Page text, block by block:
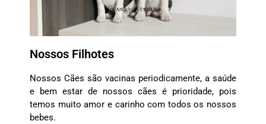
Nossos Filhotes
Nossos Cães são vacinas periodicamente, a saúde
e bem estar de nossos cães é prioridade, pois
temos muito amor e carinho com todos os nossos
bebes.